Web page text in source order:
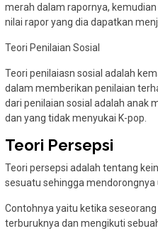
merah dalam rapornya,
nilai rapor yang dia dapatkan
Teori Penilaian Sosial
Teori penilaiasn sosial adalah
dalam memberikan penilaian
dari penilaian sosial adalah anak
dan yang tidak menyukai K-pop.
Teori Persepsi
Teori persepsi adalah tentang
sesuatu sehingga
Contohnya yaitu ketika
terburuknya dan mengikuti